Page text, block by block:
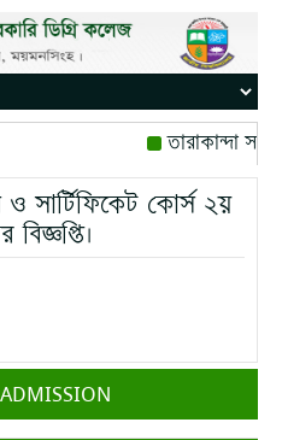
তারাকান্দা
রোজ বৃহস্পতিবার।
মোবাইল নম্বর:
সার্টিফিকেট কোর্স ২য়